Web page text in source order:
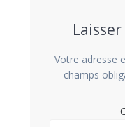
Votre adresse
champs